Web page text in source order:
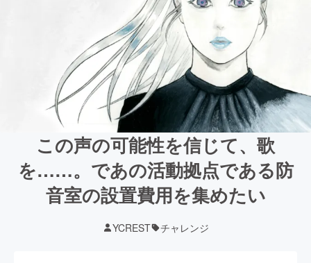
この声の可能性を信じて、歌
を……。であの活動拠点である防
音室の設置費用を集めたい
YCREST チャレンジ